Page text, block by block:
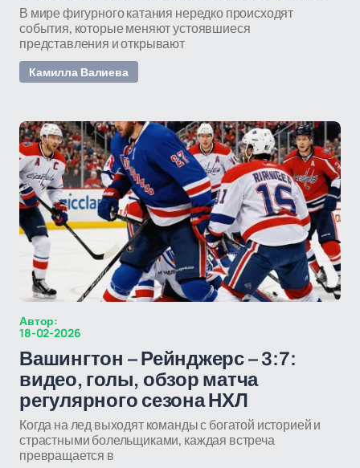
В мире фигурного катания нередко происходят
события, которые меняют устоявшиеся
представления и открывают
Камилла Валиева
Автор:
18-02-2026
Вашингтон – Рейнджерс – 3:7:
видео, голы, обзор матча
регулярного сезона НХЛ
Когда на лед выходят команды с богатой историей и
страстными болельщиками, каждая встреча
превращается в